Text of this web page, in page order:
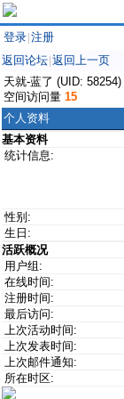
登录 注册
返回论坛 返回上一页
天就-蓝了 (UID: 58254)
空间访问量 15
个人资料
基本资料
统计信息:
性别:
生日:
活跃概况
用户组:
在线时间:
注册时间:
最后访问:
上次活动时间:
上次发表时间:
上次邮件通知:
所在时区: